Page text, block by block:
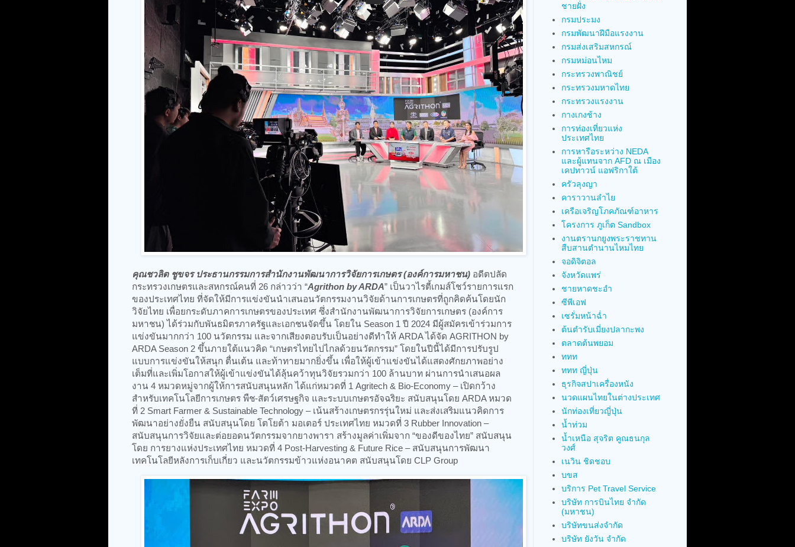
คุณชวลิต ชูขจร ประธานกรรมการสำนักงานพัฒนาการวิจัยการเกษตร (องค์การมหาชน) อดีตปลัด
กระทรวงเกษตรและสหกรณ์คนที่ 26 กล่าวว่า “Agrithon by ARDA” เป็นวาไรตี้เกมส์โชว์รายการแรก
ของประเทศไทย ที่จัดให้มีการแข่งขันนำเสนอนวัตกรรมงานวิจัยด้านการเกษตรที่ถูกคิดค้นโดยนัก
วิจัยไทย เพื่อยกระดับภาคการเกษตรของประเทศ ซึ่งสำนักงานพัฒนาการวิจัยการเกษตร (องค์การ
มหาชน) ได้ร่วมกับพันธมิตรภาครัฐ และเอกชนจัดขึ้น โดยใน Season 1 ปี 2024 มีผู้สมัครเข้าร่วมการ
แข่งขันมากกว่า 100 นวัตกรรม และจากเสียงตอบรับเป็นอย่างดีทำให้ ARDA ได้จัด AGRITHON by
ARDA Season 2 ขึ้นภายใต้แนวคิด “เกษตรไทยไปไกลด้วยนวัตกรรม” โดยในปีนี้ได้มีการปรับรูป
แบบการแข่งขันให้สนุก ตื่นเต้น และท้าทายมากยิ่งขึ้น เพื่อให้ผู้เข้าแข่งขันได้แสดงศักยภาพอย่าง
เต็มที่และเพิ่มโอกาสให้ผู้เข้าแข่งขันได้ลุ้นคว้าทุนวิจัยรวมกว่า 100 ล้านบาท ผ่านการนำเสนอผล
งาน 4 หมวดหมู่จากผู้ให้การสนับสนุนหลัก ได้แก่หมวดที่ 1 Agritech & Bio-Economy – เปิดกว้าง
สำหรับเทคโนโลยีการเกษตร พืช-สัตว์เศรษฐกิจ และระบบเกษตรอัจฉริยะ สนับสนุนโดย ARDA หมวด
ที่ 2 Smart Farmer & Sustainable Technology – เน้นสร้างเกษตรกรรุ่นใหม่ และส่งเสริมแนวคิดการ
พัฒนาอย่างยั่งยืน สนับสนุนโดย โตโยต้า มอเตอร์ ประเทศไทย หมวดที่ 3 Rubber Innovation –
สนับสนุนการวิจัยและต่อยอดนวัตกรรมจากยางพารา สร้างมูลค่าเพิ่มจาก “ของดีของไทย” สนับสนุน
โดย การยางแห่งประเทศไทย หมวดที่ 4 Post-Harvesting & Future Rice – สนับสนุนการพัฒนา
เทคโนโลยีหลังการเก็บเกี่ยว และนวัตกรรมข้าวแห่งอนาคต สนับสนุนโดย CLP Group
ชายฝั่ง
กรมประมง
กรมพัฒนาฝีมือแรงงาน
กรมส่งเสริมสหกรณ์
กรมหม่อนไหม
กระทรวงพาณิชย์
กระทรวงมหาดไทย
กระทรวงแรงงาน
กางเกงช้าง
การท่องเที่ยวแห่ง
ประเทศไทย
การหารือระหว่าง NEDA
และผู้แทนจาก AFD ณ เมือง
เคปทาวน์ แอฟริกาใต้
ครัวลุงญา
คาราวานลำไย
เครือเจริญโภคภัณฑ์อาหาร
โครงการ ภูเก็ต Sandbox
งานตรานกยูงพระราชทาน
สืบสานตำนานไหมไทย
จอดิจิตอล
จังหวัดแพร่
ชายหาดชะอำ
ซีพีเอฟ
เซรั่มหน้าฉ่ำ
ต้นตำรับเมี่ยงปลากะพง
ตลาดต้นพยอม
ททท
ททท ญี่ปุ่น
ธุรกิจสปาเครื่องหนัง
นวดแผนไทยในต่างประเทศ
นักท่องเที่ยวญี่ปุ่น
น้ำท่วม
น้ำเหนือ สุจริต คูณธนกุล
วงศ์
เนวิน ชิดชอบ
บขส
บริการ Pet Travel Service
บริษัท การบินไทย จำกัด
(มหาชน)
บริษัทขนส่งจำกัด
บริษัท ยังวัน จำกัด